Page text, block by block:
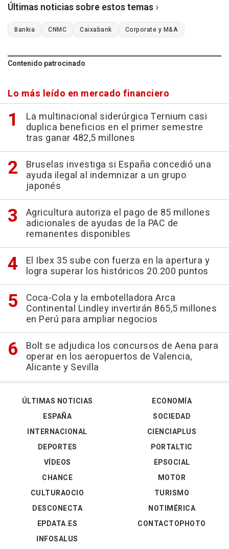
Últimas noticias sobre estos temas
Bankia CNMC Caixabank Corporate y M&A
Contenido patrocinado
Lo más leído en mercado financiero
La multinacional siderúrgica Ternium casi
duplica beneficios en el primer semestre
tras ganar 482,5 millones
Bruselas investiga si España concedió una
ayuda ilegal al indemnizar a un grupo
japonés
Agricultura autoriza el pago de 85 millones
adicionales de ayudas de la PAC de
remanentes disponibles
El Ibex 35 sube con fuerza en la apertura y
logra superar los históricos 20.200 puntos
Coca-Cola y la embotelladora Arca
Continental Lindley invertirán 865,5 millones
en Perú para ampliar negocios
Bolt se adjudica los concursos de Aena para
operar en los aeropuertos de Valencia,
Alicante y Sevilla
ÚLTIMAS NOTICIAS
ESPAÑA
INTERNACIONAL
DEPORTES
VÍDEOS
ECONOMÍA
SOCIEDAD
CIENCIAPLUS
PORTALTIC
EPSOCIAL
CHANCE
CULTURAOCIO
DESCONECTA
EPDATA.ES
INFOSALUS
MOTOR
TURISMO
NOTIMÉRICA
CONTACTOPHOTO